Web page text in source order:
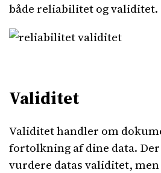
både reliabilitet og validitet.
Validitet
Validitet handler om
fortolkning af dine data.
vurdere datas validitet,